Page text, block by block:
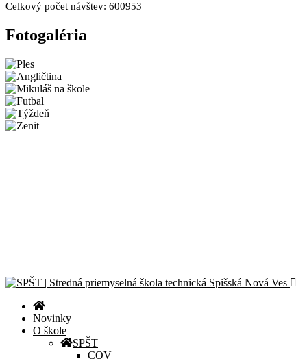
Celkový počet návštev: 600953
Fotogaléria
Novinky
O škole
SPŠT
COV